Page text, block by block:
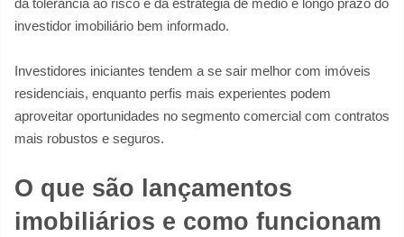
da tolerância ao risco e da estratégia de médio e longo prazo do
investidor imobiliário bem informado.
Investidores iniciantes tendem a se sair melhor com imóveis
residenciais, enquanto perfis mais experientes podem
aproveitar oportunidades no segmento comercial com contratos
mais robustos e seguros.
O que são lançamentos
imobiliários e como funcionam